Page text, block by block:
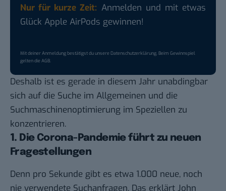
Nur für kurze Zeit: Anmelden und mit etwas
Glück Apple AirPods gewinnen!
Mit deiner Anmeldung bestätigst du unsereDatenschutzerklärung. Beim Gewinnspiel
gelten dieAGB.
Deshalb ist es gerade in diesem Jahr unabdingbar
sich auf die Suche im Allgemeinen und die
Suchmaschinenoptimierung im Speziellen zu
konzentrieren.
1. Die Corona-Pandemie führt zu neuen
Fragestellungen
Denn pro Sekunde gibt es etwa 1.000 neue, noch
nie verwendete Suchanfragen. Das erklärt John